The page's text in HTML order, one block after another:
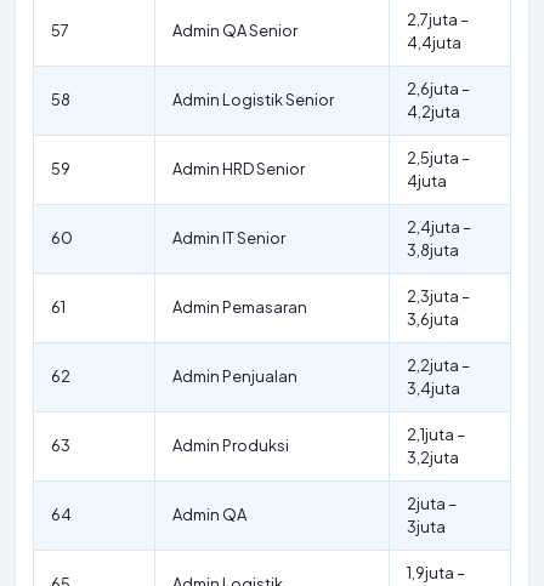
57 Admin QA Senior
2,7juta –
4,4juta
58 Admin Logistik Senior
2,6juta –
4,2juta
59 Admin HRD Senior
2,5juta –
4juta
60 Admin IT Senior
2,4juta –
3,8juta
61 Admin Pemasaran
2,3juta –
3,6juta
62 Admin Penjualan
2,2juta –
3,4juta
63 Admin Produksi
2,1juta –
3,2juta
64 Admin QA
2juta –
3juta
1,9juta –